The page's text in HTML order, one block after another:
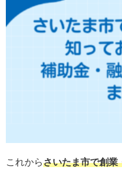
これからさいたま市で創業